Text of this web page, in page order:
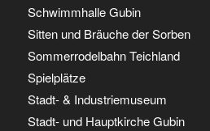
Schwimmhalle Gubin
Sitten und Bräuche der Sorben
Sommerrodelbahn Teichland
Spielplätze
Stadt- & Industriemuseum
Stadt- und Hauptkirche Gubin